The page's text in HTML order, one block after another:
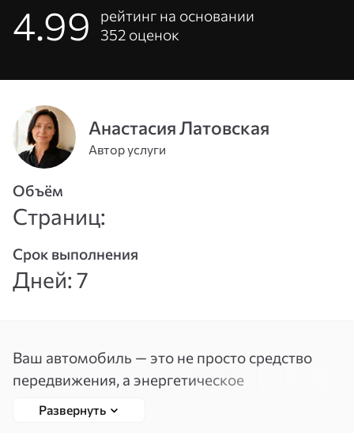
Адрес
эл. почты
телефон
Вспомнить
4.99
рейтинг на основании
352 оценок
Анастасия Латовская
Автор услуги
Объём
Страниц:
Срок выполнения
Дней: 7
Ваш автомобиль — это не просто средство
передвижения, а энергетическое
продолжение вас самих. Он впитывает
эмоции, переживания, события, которые
Развернуть